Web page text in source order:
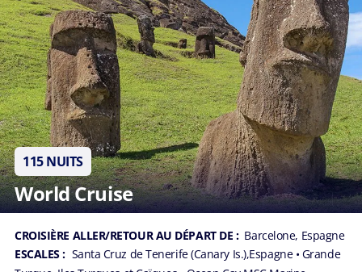
115 NUITS
World Cruise
CROISIÈRE ALLER/RETOUR AU DÉPART DE : Barcelone, Espagne
ESCALES : Santa Cruz de Tenerife (Canary Is.),Espagne • Grande